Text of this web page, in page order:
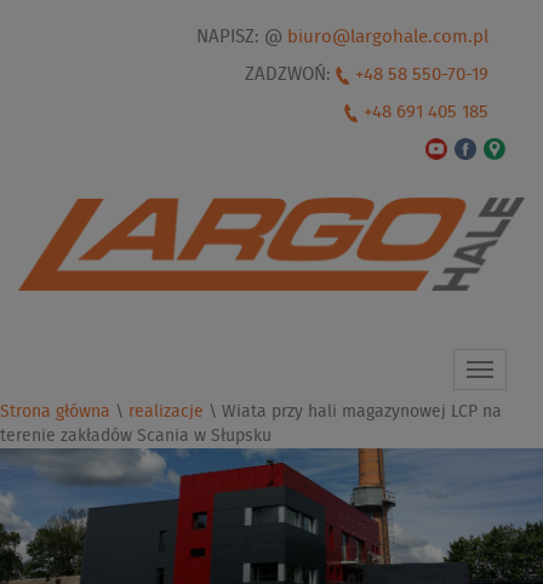
NAPISZ: @ biuro@largohale.com.pl
ZADZWOŃ: +48 58 550-70-19
+48 691 405 185
Toggle
Strona główna \ realizacje \ Wiata przy hali magazynowej LCP na
terenie zakładów Scania w Słupsku